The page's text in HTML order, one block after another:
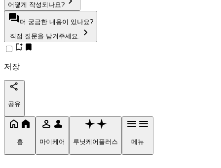
어떻게 작성되나요?
더 궁금한 내용이 있나요?
직접 질문을 남겨주세요.
저장
공유
홈 마이케어 루닛케어플러스 메뉴